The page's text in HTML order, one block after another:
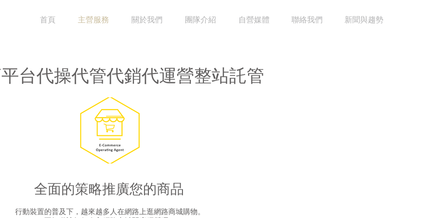
首頁 主營服務 關於我們 團隊介紹 自營媒體 聯絡我們 新聞與趨勢
台代操代管代銷代運營整站託管
全面的策略推廣您的商品
行動裝置的普及下，越來越多人在網路上逛網路商城購物。